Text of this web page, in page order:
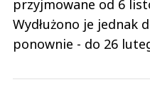
przyjmowane od 6
Wydłużono je jednak
ponownie - do 26